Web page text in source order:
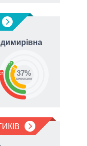
27
37
36
37%
виконано